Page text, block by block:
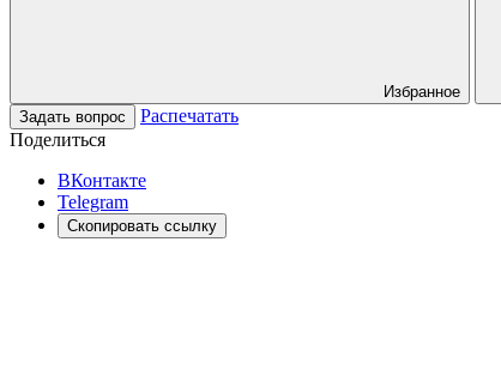
Избранное
Задать вопрос
Распечатать
Поделиться
ВКонтакте
Telegram
Скопировать ссылку